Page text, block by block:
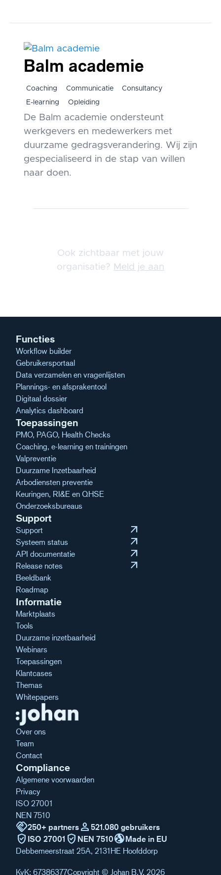
Balm academie
Coaching Communicatie
Consultancy
E-learning
Opleiding
De Balm academie ondersteunt
werkgevers en medewerkers met
duurzame gedragsverandering. Wij zijn
gespecialiseerd in de stap van willen
naar doen.
Berichten
Ook zichtbaar met jouw
organisatie? Meld je aan
Functies
Workflow builder
Gebruikersportaal
Data verzamelen en vragenlijsten
Plannings- en afsprakentool
Digitaal dossier
Analytics dashboard
Toepassingen
PMO, PAGO, Health Checks
Coaching, e-learning en trainingen
Valpreventie
Duurzame Inzetbaarheid
Arbodiensten preventie
Keuringen, RI&E en QHSE
Onderzoeksbureaus
Support
Support arrow_outward
Systeem status arrow_outward
API documentatie arrow_outward
Release notes arrow_outward
Beeldbank
Roadmap
Informatie
Marktplaats
Tools
Duurzame inzetbaarheid
Webinars
Toepassingen
Klantcases
Themas
Whitepapers
Over ons
Team
Contact
Compliance
Algemene voorwaarden
Privacy
ISO 27001
NEN 7510
handshake250+ partners person 521.080 gebruikers
verified_user ISO 27001 verified_user NEN 7510globe_ukMade in EU
Debbemeerstraat 25A, 2131HE Hoofddorp
KvK: 67386377Copyright © Johan B.V. 2026